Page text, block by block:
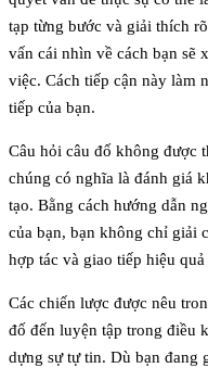
tạp từng bước và giải thích
vấn cái nhìn về cách bạn sẽ
việc. Cách tiếp cận này làm
tiếp của bạn.
Câu hỏi câu đố không được
chúng có nghĩa là đánh giá
tạo. Bằng cách hướng dẫn
của bạn, bạn không chỉ giải
hợp tác và giao tiếp hiệu
Các chiến lược được nêu
đố đến luyện tập trong điều
dựng sự tự tin. Dù bạn đang